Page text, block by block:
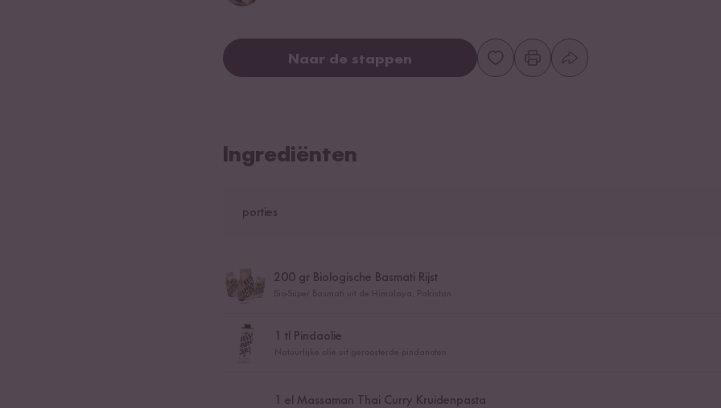
Naar de stappen
Ingrediënten
porties
200gr Biologische Basmati Rijst
1 tl Pindaolie
1 el Massaman Thai Curry Kruidenpasta